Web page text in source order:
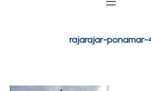
rajarajar-ponamar-